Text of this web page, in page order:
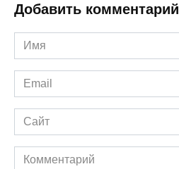
Добавить комментарий
Имя
*
Email
*
Сайт
Комментарий